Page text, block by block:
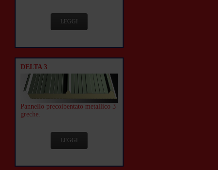
LEGGI
DELTA 3
Pannello precoibentato metallico 3
greche.
LEGGI